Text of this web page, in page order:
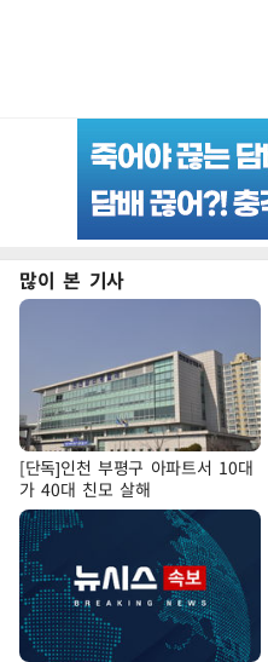
많이 본 기사
[단독]인천 부평구 아파트서 10대
가 40대 친모 살해